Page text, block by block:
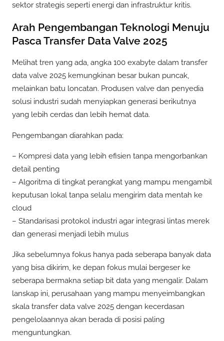
sektor strategis seperti energi dan infrastruktur kritis.
Arah Pengembangan Teknologi Menuju
Pasca Transfer Data Valve 2025
Melihat tren yang ada, angka 100 exabyte dalam transfer
data valve 2025 kemungkinan besar bukan puncak,
melainkan batu loncatan. Produsen valve dan penyedia
solusi industri sudah menyiapkan generasi berikutnya
yang lebih cerdas dan lebih hemat data.
Pengembangan diarahkan pada:
– Kompresi data yang lebih efisien tanpa mengorbankan
detail penting
– Algoritma di tingkat perangkat yang mampu mengambil
keputusan lokal tanpa selalu mengirim data mentah ke
cloud
– Standarisasi protokol industri agar integrasi lintas merek
dan generasi menjadi lebih mulus
Jika sebelumnya fokus hanya pada seberapa banyak data
yang bisa dikirim, ke depan fokus mulai bergeser ke
seberapa bermakna setiap bit data yang mengalir. Dalam
lanskap ini, perusahaan yang mampu menyeimbangkan
skala transfer data valve 2025 dengan kecerdasan
pengelolaannya akan berada di posisi paling
menguntungkan.